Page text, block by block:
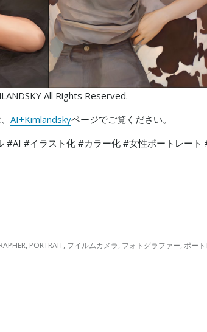
All Rights Reserved.
AI+Kimlandskyページでご覧ください。
#AI #イラスト化 #カラー化 #女性ポートレート
, PORTRAIT, フイルムカメラ, フォトグラファー, ポー